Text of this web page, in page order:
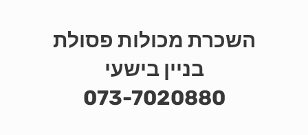
השכרת מכולות פסולת
בניין בישעי
073-7020880